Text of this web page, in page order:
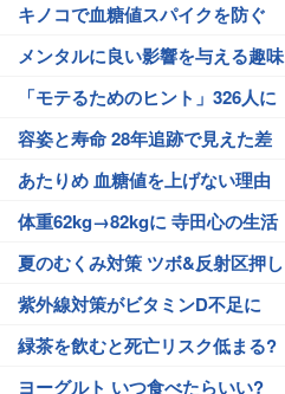
キノコで血糖値スパイクを防ぐ
メンタルに良い影響を与える趣味
「モテるためのヒント」326人に
容姿と寿命 28年追跡で見えた差
あたりめ 血糖値を上げない理由
体重62kg→82kgに 寺田心の生活
夏のむくみ対策 ツボ&反射区押し
紫外線対策がビタミンD不足に
緑茶を飲むと死亡リスク低まる?
ヨーグルト いつ食べたらいい?